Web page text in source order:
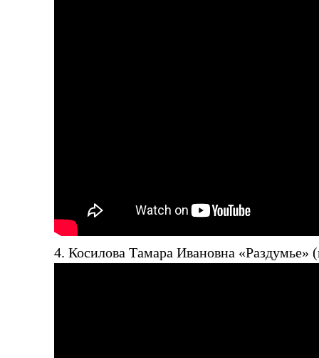
4. Косилова Тамара Ивановна «Раздумье»